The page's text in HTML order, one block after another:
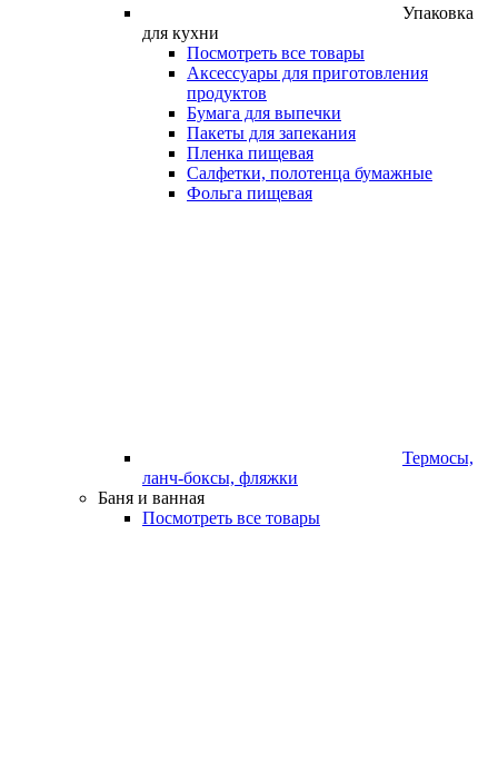
Упаковка
для кухни
Посмотреть все товары
Аксессуары для приготовления
продуктов
Бумага для выпечки
Пакеты для запекания
Пленка пищевая
Салфетки, полотенца бумажные
Фольга пищевая
Термосы,
ланч-боксы, фляжки
Баня и ванная
Посмотреть все товары